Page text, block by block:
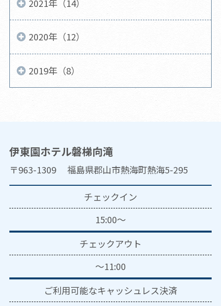
2021年（14）
2020年（12）
2019年（8）
伊東園ホテル磐梯向滝
〒963-1309 福島県郡山市熱海町熱海5-295
チェックイン
15:00～
チェックアウト
～11:00
ご利用可能なキャッシュレス決済